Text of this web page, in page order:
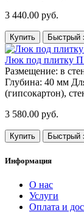
3 440.00 руб.
Купить Быстрый
Люк под плитку
Размещение: в
Глубина: 40 мм
(гипсокартон),
3 580.00 руб.
Купить Быстрый
Информация
О нас
Услуги
Оплата и